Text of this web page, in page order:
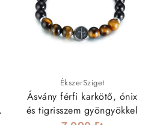
ÉkszerSziget
Ásvány férfi karkötő, ónix
és tigrisszem gyöngyökkel